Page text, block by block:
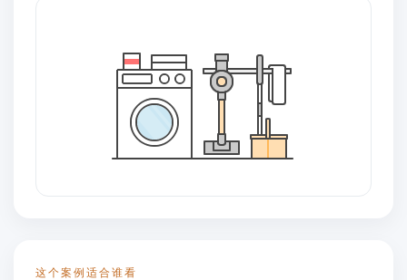
这个案例适合谁看